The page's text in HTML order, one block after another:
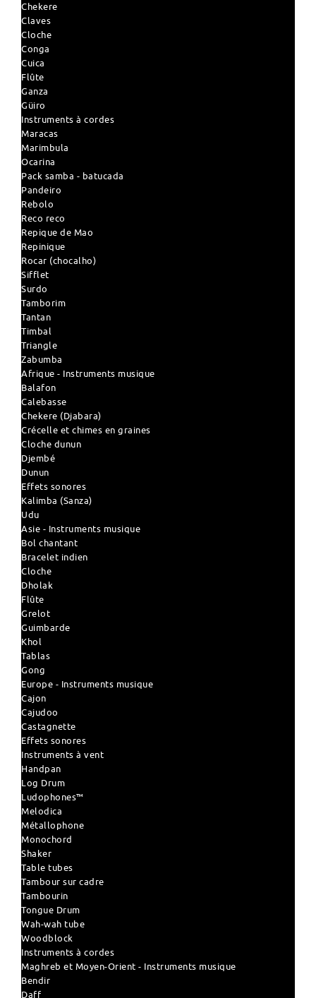
Chekere
Claves
Cloche
Conga
Cuica
Flûte
Ganza
Güiro
Instruments à cordes
Maracas
Marimbula
Ocarina
Pack samba - batucada
Pandeiro
Rebolo
Reco reco
Repique de Mao
Repinique
Rocar (chocalho)
Sifflet
Surdo
Tamborim
Tantan
Timbal
Triangle
Zabumba
Afrique - Instruments musique
Balafon
Calebasse
Chekere (Djabara)
Crécelle et chimes en graines
Cloche dunun
Djembé
Dunun
Effets sonores
Kalimba (Sanza)
Udu
Asie - Instruments musique
Bol chantant
Bracelet indien
Cloche
Dholak
Flûte
Grelot
Guimbarde
Khol
Tablas
Gong
Europe - Instruments musique
Cajon
Cajudoo
Castagnette
Effets sonores
Instruments à vent
Handpan
Log Drum
Ludophones™
Melodica
Métallophone
Monochord
Shaker
Table tubes
Tambour sur cadre
Tambourin
Tongue Drum
Wah-wah tube
Woodblock
Instruments à cordes
Maghreb et Moyen-Orient - Instruments musique
Bendir
Daff